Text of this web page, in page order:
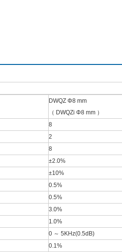
DWQZ Φ8 mm
（ DWQZi Φ8 mm ）
8
2
8
±2.0%
±10%
0.5%
0.5%
3.0%
1.0%
0 ～ 5KHz(0.5dB)
0.1%